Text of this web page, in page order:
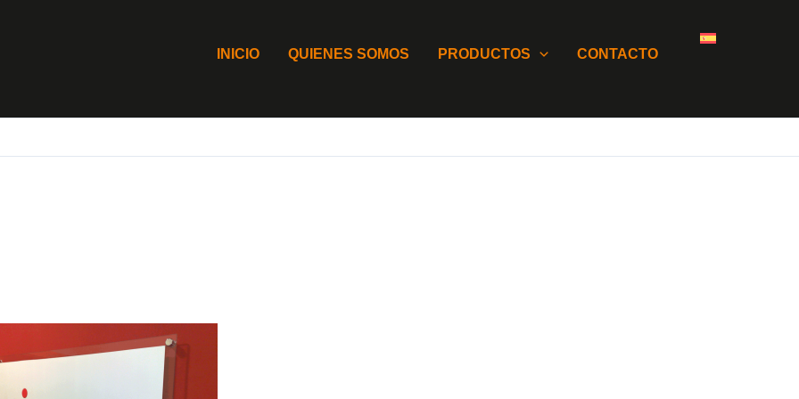
INICIO QUIENES SOMOS PRODUCTOS CONTACTO